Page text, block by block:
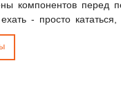
компонентов
- просто